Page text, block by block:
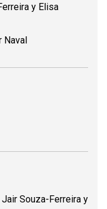
y Elisa
Naval
Souza-Ferreira y